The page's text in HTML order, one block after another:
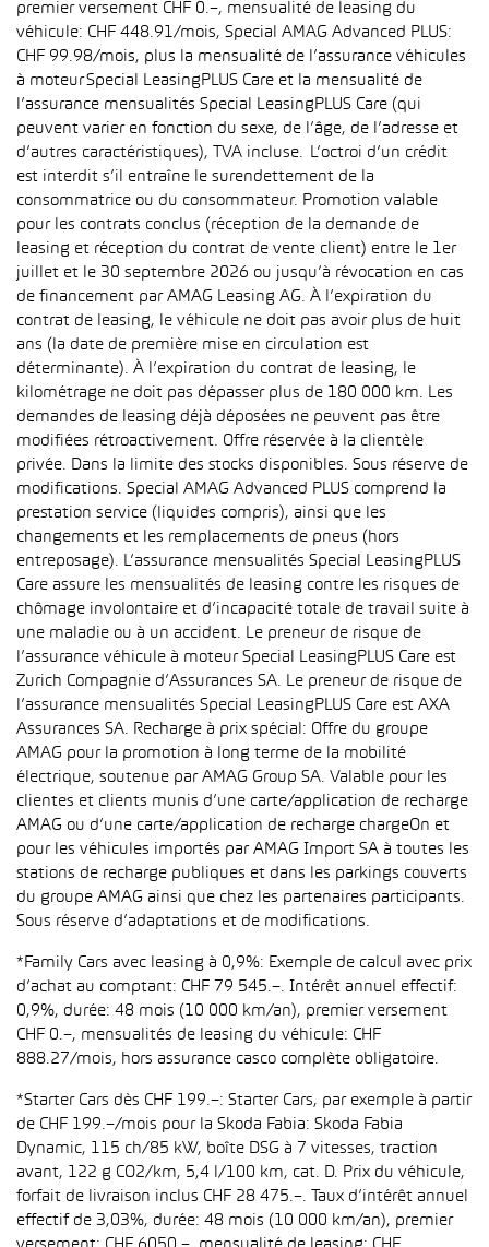
premier versement CHF 0.–, mensualité de leasing du
véhicule: CHF 448.91/mois, Special AMAG Advanced PLUS:
CHF 99.98/mois, plus la mensualité de l’assurance véhicules
à moteur Special LeasingPLUS Care et la mensualité de
l’assurance mensualités Special LeasingPLUS Care (qui
peuvent varier en fonction du sexe, de l’âge, de l’adresse et
d’autres caractéristiques), TVA incluse. L’octroi d’un crédit
est interdit s’il entraîne le surendettement de la
consommatrice ou du consommateur. Promotion valable
pour les contrats conclus (réception de la demande de
leasing et réception du contrat de vente client) entre le 1er
juillet et le 30 septembre 2026 ou jusqu’à révocation en cas
de financement par AMAG Leasing AG. À l’expiration du
contrat de leasing, le véhicule ne doit pas avoir plus de huit
ans (la date de première mise en circulation est
déterminante). À l’expiration du contrat de leasing, le
kilométrage ne doit pas dépasser plus de 180 000 km. Les
demandes de leasing déjà déposées ne peuvent pas être
modifiées rétroactivement. Offre réservée à la clientèle
privée. Dans la limite des stocks disponibles. Sous réserve de
modifications. Special AMAG Advanced PLUS comprend la
prestation service (liquides compris), ainsi que les
changements et les remplacements de pneus (hors
entreposage). L’assurance mensualités Special LeasingPLUS
Care assure les mensualités de leasing contre les risques de
chômage involontaire et d’incapacité totale de travail suite à
une maladie ou à un accident. Le preneur de risque de
l’assurance véhicule à moteur Special LeasingPLUS Care est
Zurich Compagnie d’Assurances SA. Le preneur de risque de
l’assurance mensualités Special LeasingPLUS Care est AXA
Assurances SA. Recharge à prix spécial: Offre du groupe
AMAG pour la promotion à long terme de la mobilité
électrique, soutenue par AMAG Group SA. Valable pour les
clientes et clients munis d’une carte/application de recharge
AMAG ou d’une carte/application de recharge chargeOn et
pour les véhicules importés par AMAG Import SA à toutes les
stations de recharge publiques et dans les parkings couverts
du groupe AMAG ainsi que chez les partenaires participants.
Sous réserve d’adaptations et de modifications.
*Family Cars avec leasing à 0,9%: Exemple de calcul avec prix
d’achat au comptant: CHF 79 545.–. Intérêt annuel effectif:
0,9%, durée: 48 mois (10 000 km/an), premier versement
CHF 0.–, mensualités de leasing du véhicule: CHF
888.27/mois, hors assurance casco complète obligatoire.
*Starter Cars dès CHF 199.–: Starter Cars, par exemple à partir
de CHF 199.–/mois pour la Skoda Fabia: Skoda Fabia
Dynamic, 115 ch/85 kW, boîte DSG à 7 vitesses, traction
avant, 122 g CO2/km, 5,4 l/100 km, cat. D. Prix du véhicule,
forfait de livraison inclus CHF 28 475.–. Taux d’intérêt annuel
effectif de 3,03%, durée: 48 mois (10 000 km/an), premier